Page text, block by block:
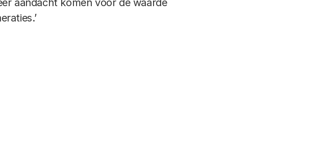
aandacht komen voor de waarde